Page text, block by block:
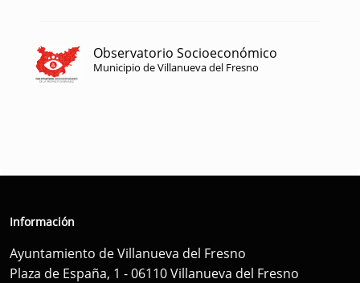
Observatorio Socioeconómico
Municipio de Villanueva del Fresno
Información
Ayuntamiento de Villanueva del Fresno
Plaza de España, 1 - 06110 Villanueva del Fresno